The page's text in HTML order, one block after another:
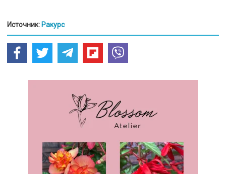
Источник: Ракурс